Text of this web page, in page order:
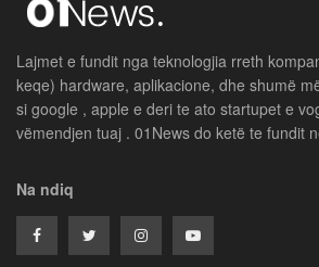
Lajmet e fundit nga teknologjia rreth
keqe) hardware, aplikacione, dhe shumë
si google , apple e deri te ato startupet e
vëmendjen tuaj . 01News do ketë te fundit
Na ndiq